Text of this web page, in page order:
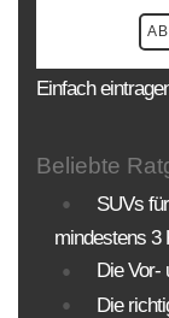
Einfach
Beliebte
SUVs
mindestens 3
Die Vor-
Die